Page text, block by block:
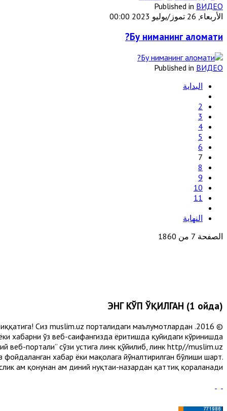
Published in ВИДЕО
الأربعاء, 26 تموز/يوليو 2023 00:00
Бу ниманинг аломати?
Published in ВИДЕО
البداية
2
3
4
5
6
7
8
9
10
11
النهاية
الصفحة 7 من 1860
ЭНГ КЎП ЎҚИЛГАН (1 ойда)
Сиз muslim.uz порталидаги маълумотлардан
хабарни ўз веб-саҳифангизда ёритишда қуйидаги кўринишда
веб-портали” сўзи устига линк қўйилиб, линк http//muslim.uz
фойдаланган хабар ёки мақолага йўналтирилган бўлиши шарт.
ҳам қонунан ҳам диний нуқтаи-назардан қаттиқ қораланади.